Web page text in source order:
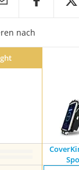
nach